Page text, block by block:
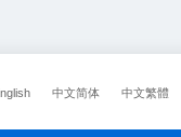
中文简体 中文繁體